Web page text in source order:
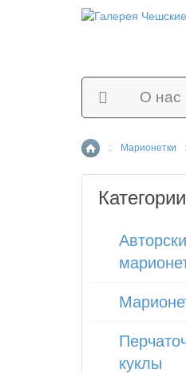
О нас
Главная
:: Марионетки
Категории
куклы